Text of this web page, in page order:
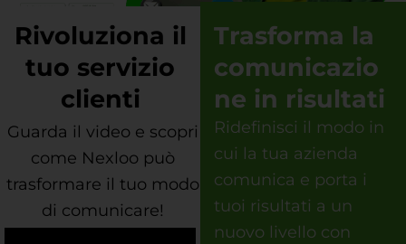
Rivoluziona il
tuo servizio
clienti
Guarda il video e scopri
come Nexloo può
trasformare il tuo modo
di comunicare!
Trasforma la
comunicazio
ne in risultati
Ridefinisci il modo in
cui la tua azienda
comunica e porta i
tuoi risultati a un
nuovo livello con